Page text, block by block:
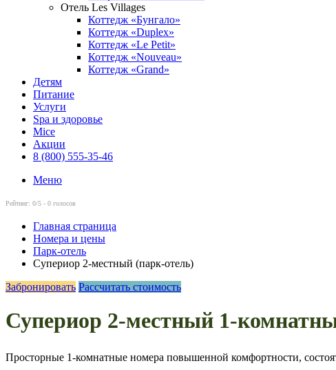
Отель Les Villages
Коттедж «Бунгало»
Коттедж «Duplex»
Коттедж «Le Petit»
Коттедж «Nouveau»
Коттедж «Grand»
Детям
Питание
Услуги
Spa и здоровье
Mice
Акции
8 (800) 555-35-46
Меню
Рейтинг: 0/5 - 0 голосов
Главная страница
Номера и цены
Парк-отель
Супериор 2-местный (парк-отель)
Забронировать Рассчитать стоимость
Супериор 2-местный 1-
Просторные 1-комнатные номера повышенной комфортности,